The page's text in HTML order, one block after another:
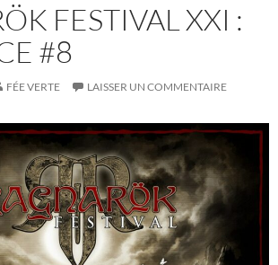
FESTIVAL XXI :
#8
FÉE VERTE LAISSER UN COMMENTAIRE